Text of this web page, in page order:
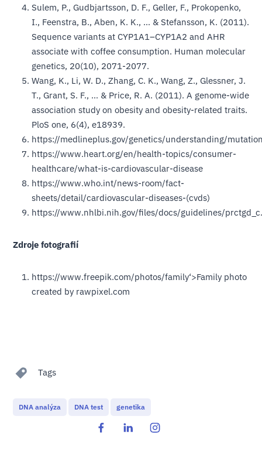
Sulem, P., Gudbjartsson, D. F., Geller, F., Prokopenko,
I., Feenstra, B., Aben, K. K., … & Stefansson, K. (2011).
Sequence variants at CYP1A1–CYP1A2 and AHR
associate with coffee consumption. Human molecular
genetics, 20(10), 2071-2077.
Wang, K., Li, W. D., Zhang, C. K., Wang, Z., Glessner, J.
T., Grant, S. F., … & Price, R. A. (2011). A genome-wide
association study on obesity and obesity-related traits.
PloS one, 6(4), e18939.
https://medlineplus.gov/genetics/understanding/
https://www.heart.org/en/health-topics/consumer-
healthcare/what-is-cardiovascular-disease
https://www.who.int/news-room/fact-
sheets/detail/cardiovascular-diseases-(cvds)
https://www.nhlbi.nih.gov/files/docs/guidelines/
Zdroje fotografií
https://www.freepik.com/photos/family‘>Family photo
created by rawpixel.com
Tags
DNA analýza DNA test genetika